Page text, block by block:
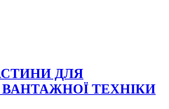
ДЛЯ
ТЕХНІКИ